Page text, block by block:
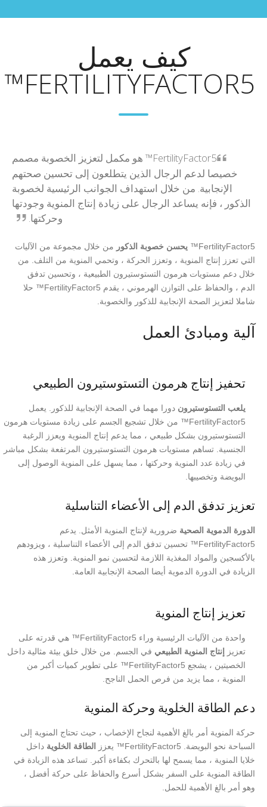
كيف يعمل
FERTILITYFACTOR5™
FertilityFactor5™ هو مكمل لتعزيز الخصوبة مصمم
خصيصا لدعم الرجال الذين يتطلعون إلى تحسين صحتهم
الإنجابية. من خلال استهداف الجوانب الرئيسية لخصوبة
الذكور ، فإنه يساعد الرجال على زيادة إنتاج المنوية وجودتها
وحركتها.
FertilityFactor5™ يحسن خصوبة الذكور من خلال مجموعة من الآليات
التي تعزز إنتاج المنوية ، وتعزز الحركة ، وتحمي المنوية من التلف. من
خلال دعم مستويات هرمون التستوستيرون الطبيعية ، وتحسين تدفق
الدم ، والحفاظ على التوازن الهرموني ، يقدم FertilityFactor5™ حلا
شاملا لتعزيز الصحة الإنجابية للذكور والخصوبة.
آلية ومبادئ العمل
تحفيز إنتاج هرمون التستوستيرون الطبيعي
يلعب التستوستيرون دورا مهما في الصحة الإنجابية للذكور. يعمل
FertilityFactor5™ من خلال تشجيع الجسم على زيادة مستويات هرمون
التستوستيرون بشكل طبيعي ، مما يدعم إنتاج المنوية ويعزز الرغبة
الجنسية. تساهم مستويات هرمون التستوستيرون المرتفعة بشكل مباشر
في زيادة عدد المنوية وحركتها ، مما يسهل على المنوية الوصول إلى
البويضة وتخصيبها.
تعزيز تدفق الدم إلى الأعضاء التناسلية
الدورة الدموية الصحية ضرورية لإنتاج المنوية الأمثل. يدعم
FertilityFactor5™ تحسين تدفق الدم إلى الأعضاء التناسلية ، ويزودهم
بالأكسجين والمواد المغذية اللازمة لتحسين نمو المنوية. وتعزز هذه
الزيادة في الدورة الدموية أيضا الصحة الإنجابية العامة.
تعزيز إنتاج المنوية
واحدة من الآليات الرئيسية وراء FertilityFactor5™ هي قدرته على
تعزيز
إنتاج المنوية الطبيعي في الجسم. من خلال خلق بيئة مثالية داخل
الخصيتين ، يشجع FertilityFactor5™ على تطوير كميات أكبر من
المنوية ، مما يزيد من فرص الحمل الناجح.
دعم الطاقة الخلوية وحركة المنوية
حركة المنوية أمر بالغ الأهمية لنجاح الإخصاب ، حيث تحتاج المنوية إلى
السباحة نحو البويضة. FertilityFactor5™ يعزز
الطاقة الخلوية داخل
خلايا المنوية ، مما يسمح لها بالتحرك بكفاءة أكبر. تساعد هذه الزيادة في
الطاقة المنوية على السفر بشكل أسرع والحفاظ على حركة أفضل ،
وهو أمر بالغ الأهمية للحمل.